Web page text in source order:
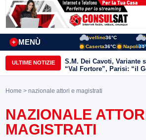
MENÙ
+
Avellino36°C
Caserta36°C Napoli
ULTIME NOTIZIE
S.M. Dei Cavoti, Variante
“Val Fortore”, Parisi: “il
Lega mantengono le
Home > nazionale attori e magistrati
NAZIONALE
MAGISTRATI